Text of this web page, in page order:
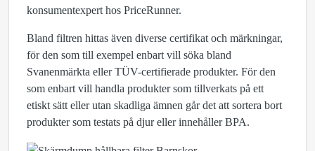
konsumentexpert hos PriceRunner.
Bland filtren hittas även diverse certifikat och märkningar,
för den som till exempel enbart vill söka bland
Svanenmärkta eller TÜV-certifierade produkter. För den
som enbart vill handla produkter som tillverkats på ett
etiskt sätt eller utan skadliga ämnen går det att sortera bort
produkter som testats på djur eller innehåller BPA.